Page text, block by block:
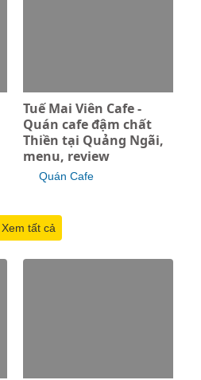
Tuế Mai Viên Cafe -
Quán cafe đậm chất
Thiền tại Quảng Ngãi,
menu, review
Quán Cafe
Xem tất cả